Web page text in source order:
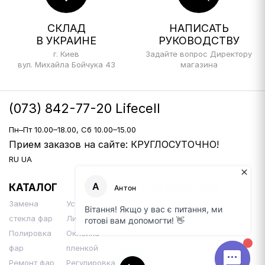
СКЛАД
В УКРАИНЕ
г. Киев
вул. Михайла Бойчука 43
НАПИСАТЬ
РУКОВОДСТВУ
Задайте вопрос Директору
магазина
(073) 842-77-20 Lifecell
Пн–Пт 10.00–18.00, Сб 10.00–15.00
Прием заказов на сайте: КРУГЛОСУТОЧНО!
RU UA
КАТАЛОГ
Замена
стекла фар
Установка Би-
Линз
Полировка
фар
Оклейка
пленкой
Ремонт фар
Регулировка
Контакты